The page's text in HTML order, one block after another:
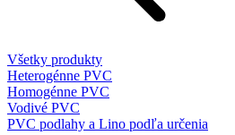
Všetky produkty
Heterogénne PVC
Homogénne PVC
Vodivé PVC
PVC podlahy a Lino podľa určenia